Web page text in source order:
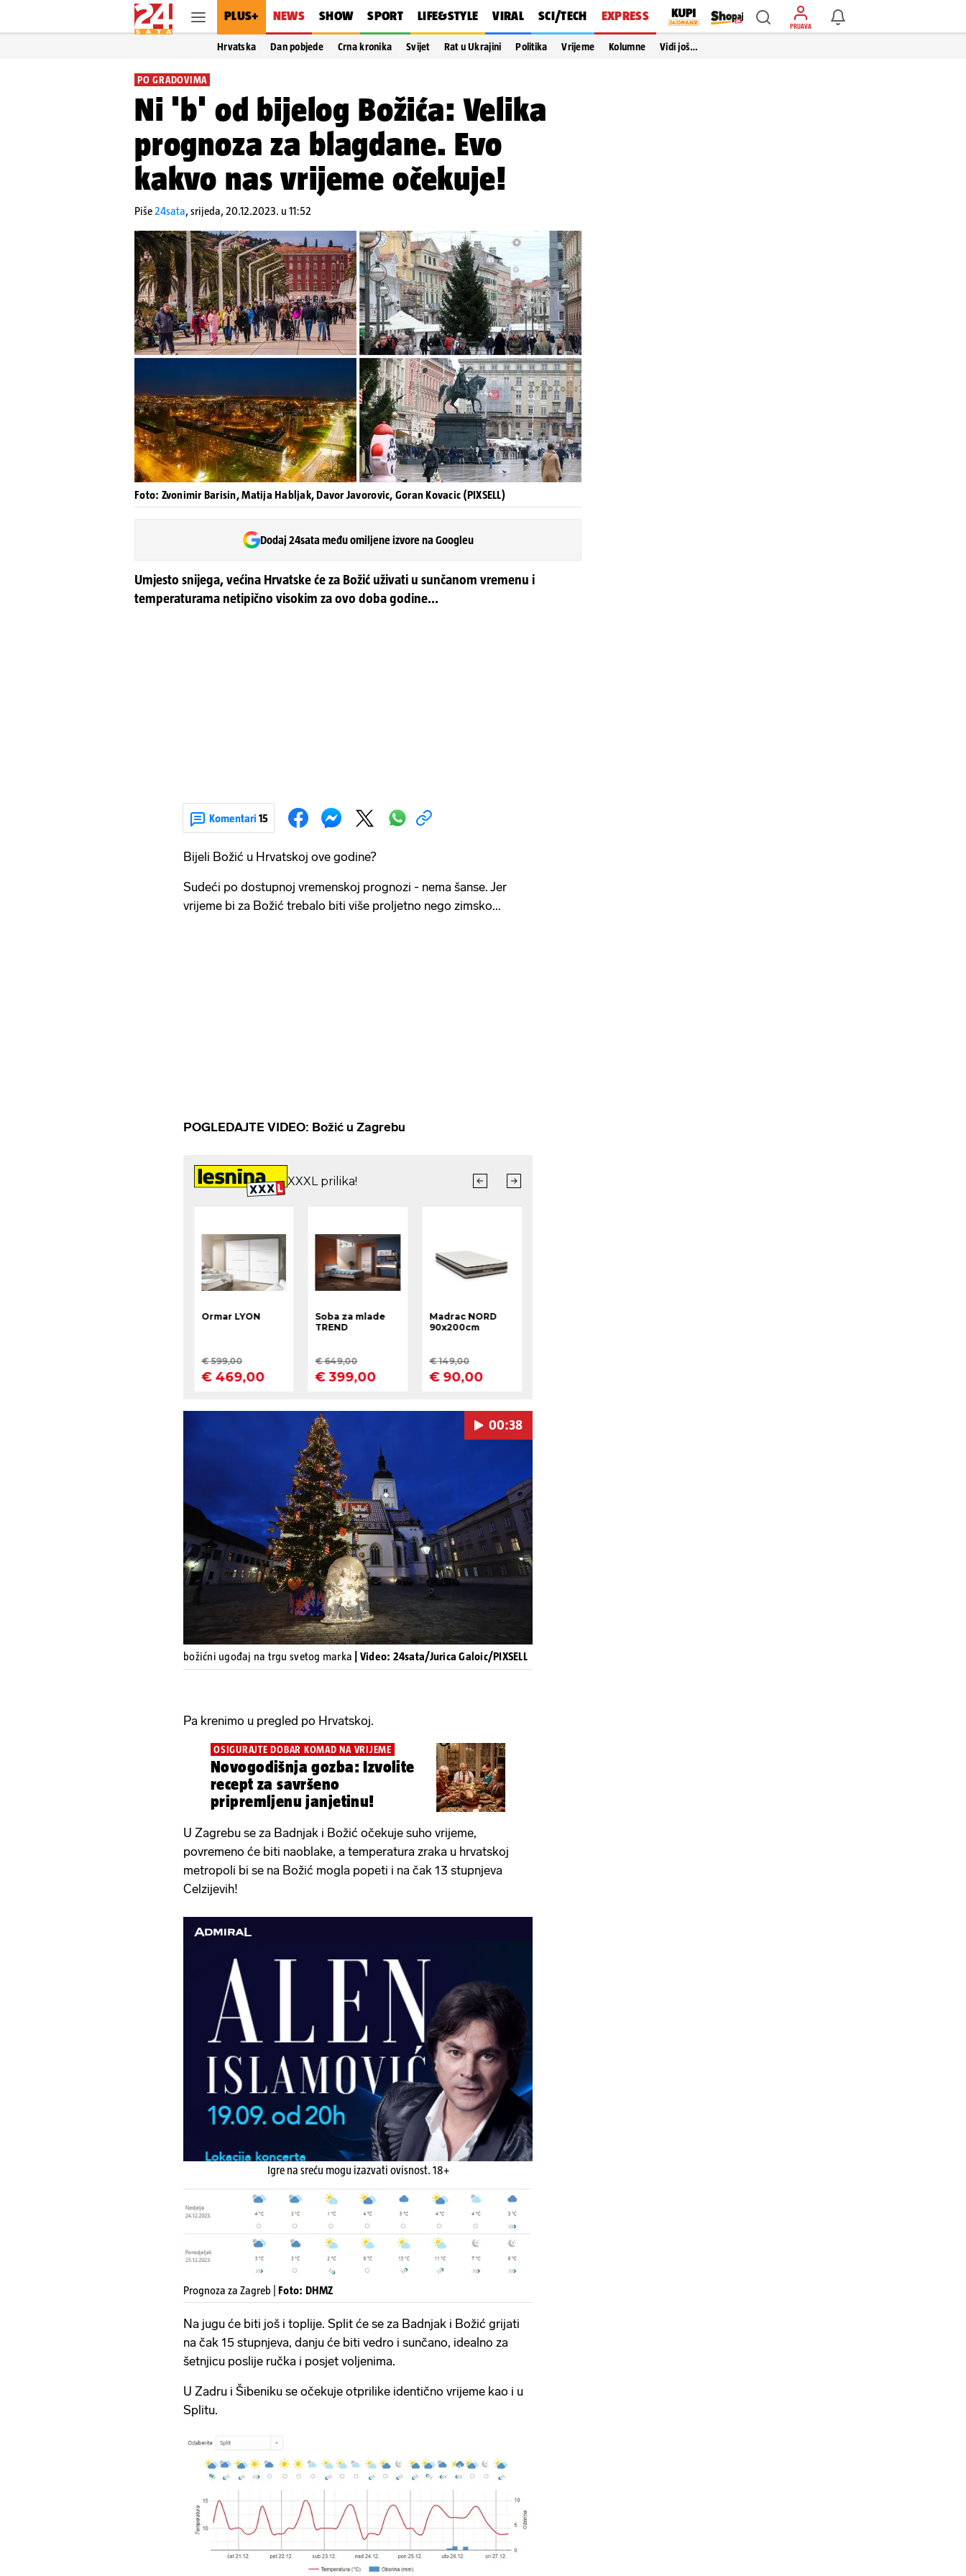
PLUS+ NEWS SHOW SPORT LIFE&STYLE VIRAL SCI/TECH EXPRESS
PRIJAVA
Hrvatska Dan pobjede Crna kronika Svijet Rat u Ukrajini Politika Vrijeme Kolumne Vidi još…
PO GRADOVIMA
Ni 'b' od bijelog Božića: Velika
prognoza za blagdane. Evo
kakvo nas vrijeme očekuje!
Piše24sata,srijeda, 20.12.2023. u 11:52
Foto: Zvonimir Barisin, Matija Habljak, Davor Javorovic, Goran Kovacic (PIXSELL)
Dodaj 24sata među omiljene izvore na Googleu
Umjesto snijega, većina Hrvatske će za Božić uživati u sunčanom vremenu i
temperaturama netipično visokim za ovo doba godine...
Komentari 15
Bijeli Božić u Hrvatskoj ove godine?
Sudeći po dostupnoj vremenskoj prognozi - nema šanse. Jer
vrijeme bi za Božić trebalo biti više proljetno nego zimsko...
POGLEDAJTE VIDEO: Božić u Zagrebu
Pokretanje videa...
00:38
božićni ugođaj na trgu svetog marka | Video: 24sata/Jurica Galoic/PIXSELL
Pa krenimo u pregled po Hrvatskoj.
OSIGURAJTE DOBAR KOMAD NA VRIJEME
Novogodišnja gozba: Izvolite
recept za savršeno
pripremljenu janjetinu!
U Zagrebu se za Badnjak i Božić očekuje suho vrijeme,
povremeno će biti naoblake, a temperatura zraka u hrvatskoj
metropoli bi se na Božić mogla popeti i na čak 13 stupnjeva
Celzijevih!
Igre na sreću mogu izazvati ovisnost. 18+
Prognoza za Zagreb | Foto: DHMZ
Na jugu će biti još i toplije. Split će se za Badnjak i Božić grijati
na čak 15 stupnjeva, danju će biti vedro i sunčano, idealno za
šetnjicu poslije ručka i posjet voljenima.
U Zadru i Šibeniku se očekuje otprilike identično vrijeme kao i u
Splitu.